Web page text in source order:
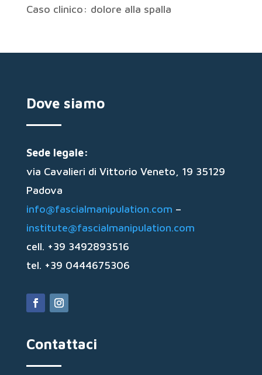
Caso clinico: dolore alla spalla
Dove siamo
Sede legale:
via Cavalieri di Vittorio Veneto, 19 35129
Padova
info@fascialmanipulation.com –
institute@fascialmanipulation.com
cell. +39 3492893516
tel. +39 0444675306
Contattaci